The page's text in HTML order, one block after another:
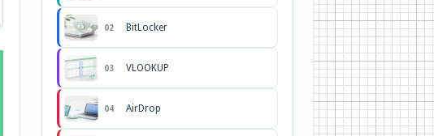
02 BitLocker
03 VLOOKUP
04 AirDrop